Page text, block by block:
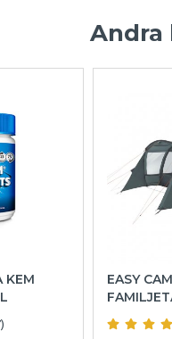
Andra
KEM
EASY